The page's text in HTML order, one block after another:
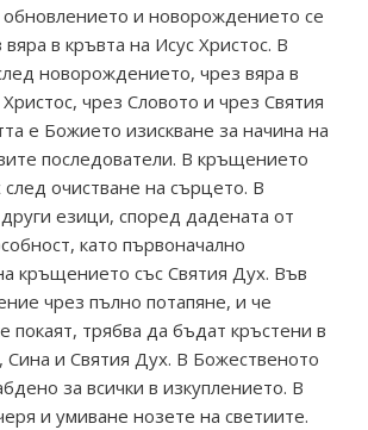
и новорождението се
вяра в кръвта на Исус Христос. В
новорождението, чрез вяра в
чрез Словото и чрез Святия
е Божието изискване за начина на
последователи. В кръщението
очистване на сърцето. В
езици, според дадената от
като първоначално
кръщението със Святия Дух. Във
чрез пълно потапяне, и че
покаят, трябва да бъдат кръстени в
и Святия Дух. В Божественото
за всички в изкуплението. В
и умиване нозете на светиите.